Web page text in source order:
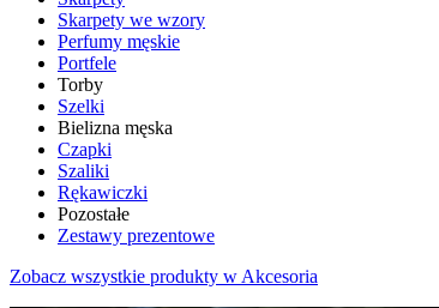
Skarpety we wzory
Perfumy męskie
Portfele
Torby
Szelki
Bielizna męska
Czapki
Szaliki
Rękawiczki
Pozostałe
Zestawy prezentowe
Zobacz wszystkie produkty w Akcesoria